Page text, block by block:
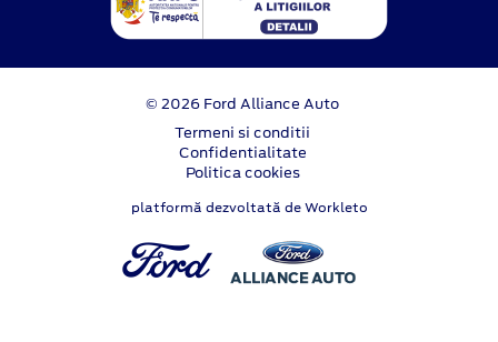
© 2026 Ford Alliance Auto
Termeni si conditii
Confidentialitate
Politica cookies
platformă dezvoltată de Workleto